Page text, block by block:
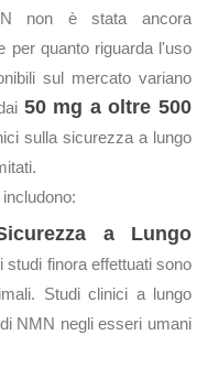
non è stata ancora
per quanto riguarda l'uso
sul mercato variano
50 mg a oltre 500
sulla sicurezza a lungo
a Lungo
studi finora effettuati sono
Studi clinici a lungo
NMN negli esseri umani